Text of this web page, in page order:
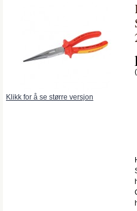
Klikk for å se større versjon